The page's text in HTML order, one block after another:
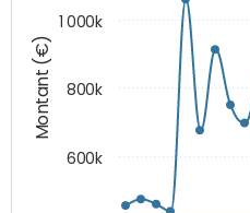
Montant (€)
600k
800k
1 000k